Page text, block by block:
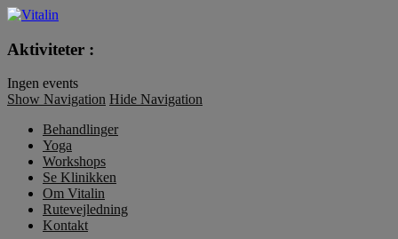
Aktiviteter :
Ingen events
Show Navigation Hide Navigation
Behandlinger
Yoga
Workshops
Se Klinikken
Om Vitalin
Rutevejledning
Kontakt